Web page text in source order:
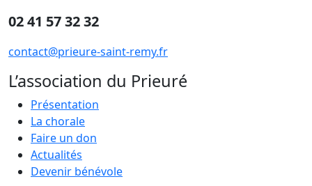
02 41 57 32 32
contact@prieure-saint-remy.fr
L’association du Prieuré
Présentation
La chorale
Faire un don
Actualités
Devenir bénévole